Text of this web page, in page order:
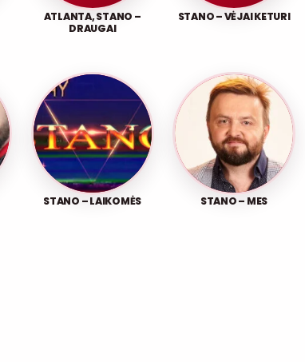
ATLANTA, STANO –
DRAUGAI
STANO – VĖJAI KETURI
STANO – LAIKOMĖS STANO – MES